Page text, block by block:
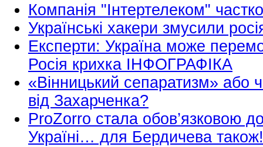
Компанія "Інтертелеком"
Українські хакери змусили
Експерти: Україна може
Росія крихка ІНФОГРАФІКА
«Вінницький сепаратизм» або
від Захарченка?
ProZorro стала обов’язковою
Україні… для Бердичева також!